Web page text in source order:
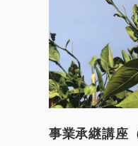
事業承継講座